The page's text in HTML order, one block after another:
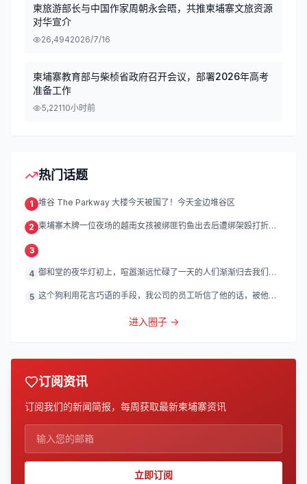
柬旅游部长与中国作家周朝永会晤，共推柬埔寨文旅资源
对华宣介
26,4942026/7/16
柬埔寨教育部与柴桢省政府召开会议，部署2026年高考
准备工作
5,22110小时前
热门话题
1 堆谷 The Parkway 大楼今天被围了！今天金边堆谷区
2 柬埔寨木牌一位夜场的越南女孩被绑匪钓鱼出去后遭绑架殴打折
3
4 御和堂的夜华灯初上，喧嚣渐远忙碌了一天的人们渐渐归去我们的
5 这个狗利用花言巧语的手段，我公司的员工听信了他的话，被他带
进入圈子 →
订阅资讯
订阅我们的新闻简报，每周获取最新柬埔寨资讯
立即订阅